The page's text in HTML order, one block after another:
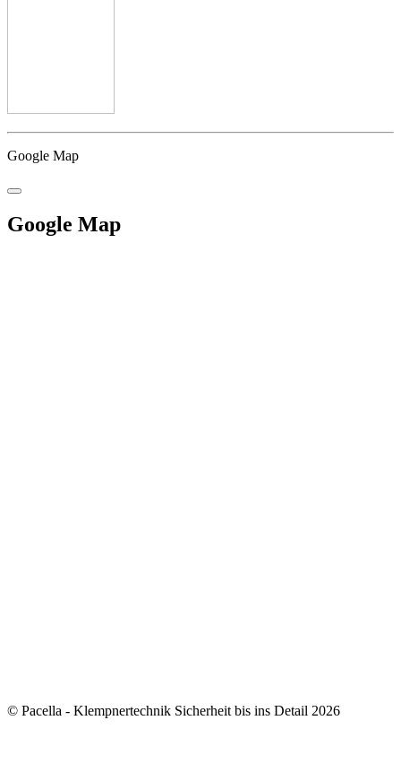
Google Map
Google Map
how to add
© Pacella - Klempnertechnik Sicherheit bis ins Detail 2026